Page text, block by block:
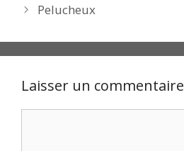
Pelucheux
Laisser un commentaire